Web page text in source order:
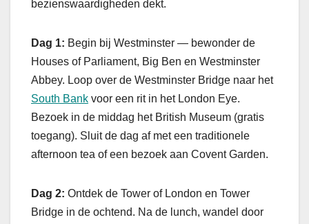
bezienswaardigheden dekt.
Dag 1: Begin bij Westminster — bewonder de
Houses of Parliament, Big Ben en Westminster
Abbey. Loop over de Westminster Bridge naar het
South Bank voor een rit in het London Eye.
Bezoek in de middag het British Museum (gratis
toegang). Sluit de dag af met een traditionele
afternoon tea of een bezoek aan Covent Garden.
Dag 2: Ontdek de Tower of London en Tower
Bridge in de ochtend. Na de lunch, wandel door